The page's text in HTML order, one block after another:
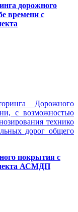
дорожного
времени с
Дорожного
с возможностью
технико
дорог общего
покрытия с
АСМДП